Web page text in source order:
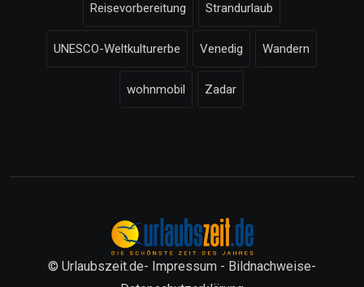
Reisevorbereitung Strandurlaub
UNESCO-Weltkulturerbe Venedig Wandern
wohnmobil Zadar
© Urlaubszeit.de- Impressum - Bildnachweise-